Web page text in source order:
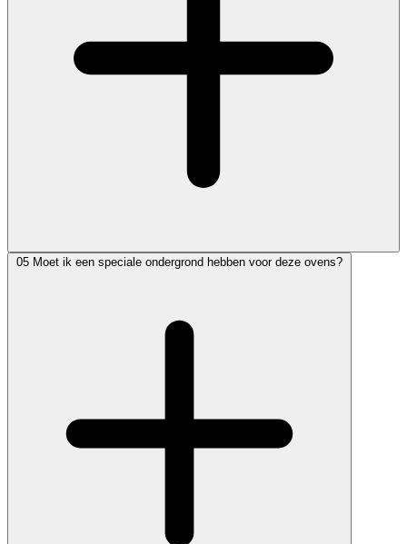
05 Moet ik een speciale ondergrond hebben voor deze ovens?